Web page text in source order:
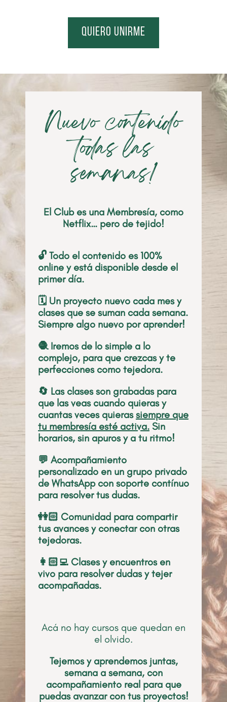
quiero unirme
Nuevo contenido
todas las
semanas!
El Club es una Membresía, como
Netflix… pero de tejido!
🔓 Todo el contenido es 100%
online y está disponible desde el
primer día.
🗓️ Un proyecto nuevo cada mes y
clases que se suman cada semana.
Siempre algo nuevo por aprender!
🧶 Iremos de lo simple a lo
complejo, para que crezcas y te
perfecciones como tejedora.
🔄 Las clases son grabadas para
que las veas cuando quieras y
cuantas veces quierassiempre que
tu membresía esté activa. Sin
horarios, sin apuros y a tu ritmo!
💬 Acompañamiento
personalizado en un grupo privado
de WhatsApp con soporte contínuo
para resolver tus dudas.
👭🏻 Comunidad para compartir
tus avances y conectar con otras
tejedoras.
👩🏻‍💻 Clases y encuentros en
vivo para resolver dudas y tejer
acompañadas.
Acá no hay cursos que quedan en
el olvido.
Tejemos y aprendemos juntas,
semana a semana, con
acompañamiento real para que
puedas avanzar con tus proyectos!